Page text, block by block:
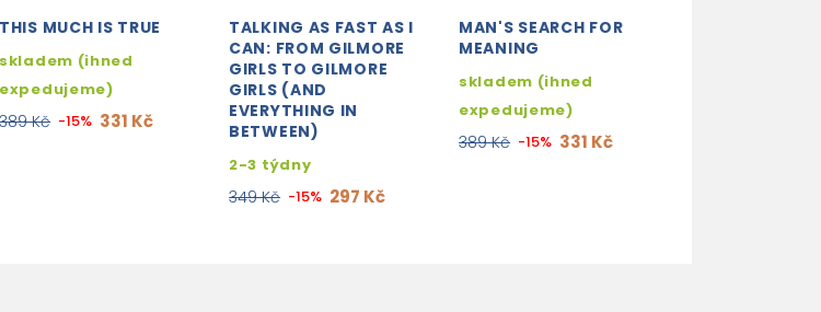
THIS MUCH IS TRUE
skladem (ihned
expedujeme)
389 Kč -15% 331 Kč
TALKING AS FAST AS I
CAN: FROM GILMORE
GIRLS TO GILMORE
GIRLS (AND
EVERYTHING IN
BETWEEN)
2-3 týdny
349 Kč -15% 297 Kč
MAN'S SEARCH FOR
MEANING
skladem (ihned
expedujeme)
389 Kč -15% 331 Kč